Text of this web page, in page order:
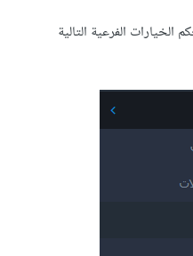
الفرعية التالية